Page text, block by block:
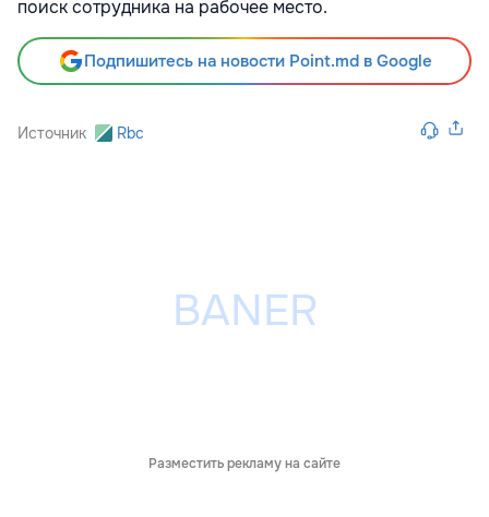
поиск сотрудника на рабочее место.
Подпишитесь на новости Point.md в Google
Источник Rbc
Разместить рекламу на сайте